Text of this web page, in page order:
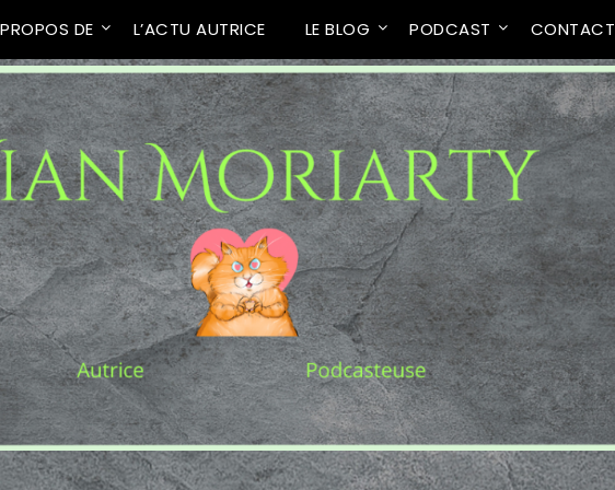
DE L’ACTU AUTRICE LE BLOG PODCAST CONTACT